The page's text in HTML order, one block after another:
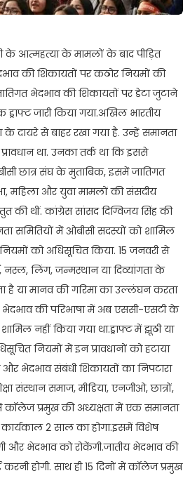
के आत्महत्या के मामलों के बाद पीड़ित
की शिकायतों पर कठोर नियमों की
भेदभाव की शिकायतों पर डेटा जुटाने
जारी किया गया.अखिल भारतीय
दायरे से बाहर रखा गया है. उन्हें समानता
था. उनका तर्क था कि इससे
छात्र संघ के मुताबिक, इसमें जातिगत
महिला और युवा मामलों की संसदीय
की थीं. कांग्रेस सांसद दिग्विजय सिंह की
समितियों में ओबीसी सदस्यों को शामिल
को अधिसूचित किया. 15 जनवरी से
नस्ल, लिंग, जन्मस्थान या दिव्यांगता के
है या मानव की गरिमा का उल्लंघन करता
भेदभाव की परिभाषा में अब एससी-एसटी के
नहीं किया गया था.ड्राफ्ट में झूठी या
नियमों में इन प्रावधानों को हटाया
भेदभाव संबंधी शिकायतों का निपटारा
संस्थान समाज, मीडिया, एनजीओ, छात्रों,
प्रमुख की अध्यक्षता में एक समानता
2 साल का होगा.इसमें विशेष
और भेदभाव को रोकेंगी.जातीय भेदभाव की
होगी. साथ ही 15 दिनों में कॉलेज प्रमुख